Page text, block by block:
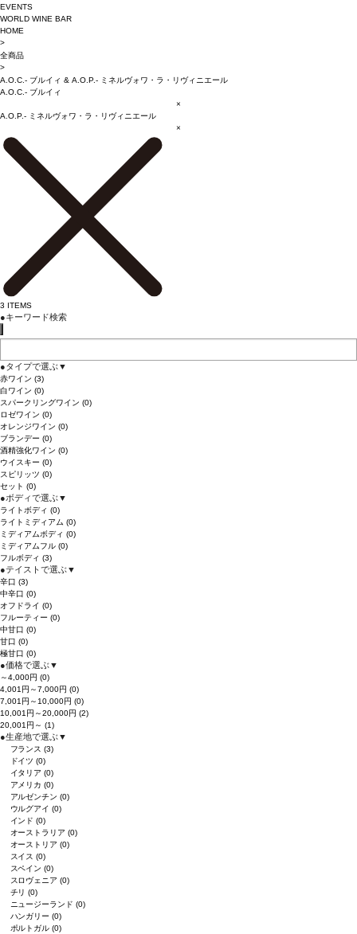
EVENTS
WORLD WINE BAR
HOME
>
全商品
>
A.O.C.- ブルイィ & A.O.P.- ミネルヴォワ・ラ・リヴィニエール
A.O.C.- ブルイィ
×
A.O.P.- ミネルヴォワ・ラ・リヴィニエール
×
3 ITEMS
●キーワード検索
●タイプで選ぶ▼
赤ワイン (3)
白ワイン (0)
スパークリングワイン (0)
ロゼワイン (0)
オレンジワイン (0)
ブランデー (0)
酒精強化ワイン (0)
ウイスキー (0)
スピリッツ (0)
セット (0)
●ボディで選ぶ▼
ライトボディ (0)
ライトミディアム (0)
ミディアムボディ (0)
ミディアムフル (0)
フルボディ (3)
●テイストで選ぶ▼
辛口 (3)
中辛口 (0)
オフドライ (0)
フルーティー (0)
中甘口 (0)
甘口 (0)
極甘口 (0)
●価格で選ぶ▼
～4,000円 (0)
4,001円～7,000円 (0)
7,001円～10,000円 (0)
10,001円～20,000円 (2)
20,001円～ (1)
●生産地で選ぶ▼
フランス(3)
ドイツ(0)
イタリア(0)
アメリカ(0)
アルゼンチン(0)
ウルグアイ(0)
インド(0)
オーストラリア(0)
オーストリア(0)
スイス(0)
スペイン(0)
スロヴェニア(0)
チリ(0)
ニュージーランド(0)
ハンガリー(0)
ポルトガル(0)